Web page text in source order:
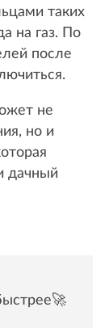
таких
на газ. По
после
не
но и
дачный